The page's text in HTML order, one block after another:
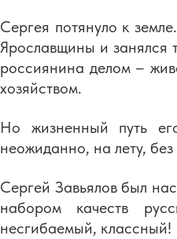
Сергея потянуло к
Ярославщины и занялся
россиянина делом –
хозяйством.
Но жизненный путь
неожиданно, на лету, без
Сергей Завьялов был
набором качеств
несгибаемый, классный!